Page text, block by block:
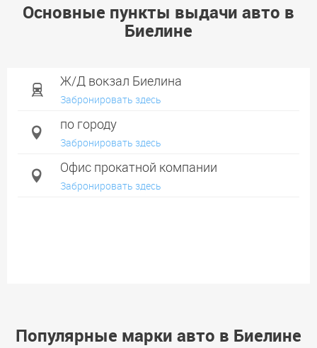
Основные пункты выдачи авто в
Биелине
Ж/Д вокзал Биелина
Забронировать здесь
по городу
Забронировать здесь
Офис прокатной компании
Забронировать здесь
Популярные марки авто в Биелине